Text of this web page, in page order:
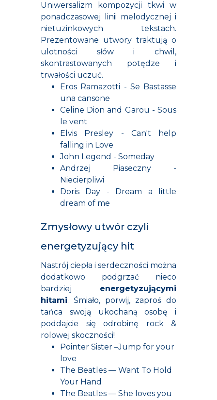
Uniwersalizm kompozycji tkwi w
ponadczasowej linii melodycznej i
nietuzinkowych tekstach.
Prezentowane utwory traktują o
ulotności słów i chwil,
skontrastowanych potędze i
trwałości uczuć.
Eros Ramazotti - Se Bastasse
una cansone
Celine Dion and Garou - Sous
le vent
Elvis Presley - Can't help
falling in Love
John Legend - Someday
Andrzej Piaseczny -
Niecierpliwi
Doris Day - Dream a little
dream of me
Zmysłowy utwór czyli
energetyzujący hit
Nastrój ciepła i serdeczności można
dodatkowo podgrzać nieco
bardziej energetyzującymi
hitami. Śmiało, porwij, zaproś do
tańca swoją ukochaną osobę i
poddajcie się odrobinę rock &
rolowej skoczności!
Pointer Sister –Jump for your
love
The Beatles — Want To Hold
Your Hand
The Beatles — She loves you